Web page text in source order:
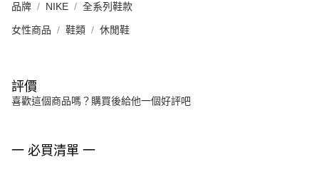
品牌 NIKE 全系列鞋款
女性商品 鞋類 休閒鞋
評價
喜歡這個商品嗎？購買後給他一個好評吧
一 必買清單 一